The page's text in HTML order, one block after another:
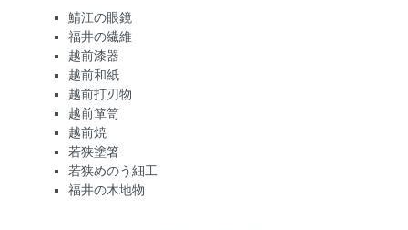
鯖江の眼鏡
福井の繊維
越前漆器
越前和紙
越前打刃物
越前箪笥
越前焼
若狭塗箸
若狭めのう細工
福井の木地物